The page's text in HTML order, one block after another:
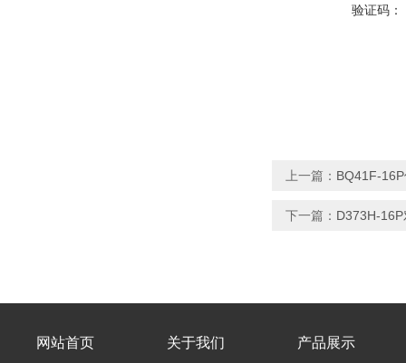
验证码：
上一篇： BQ41F-
下一篇： D373H-
网站首页 关于我们 产品展示